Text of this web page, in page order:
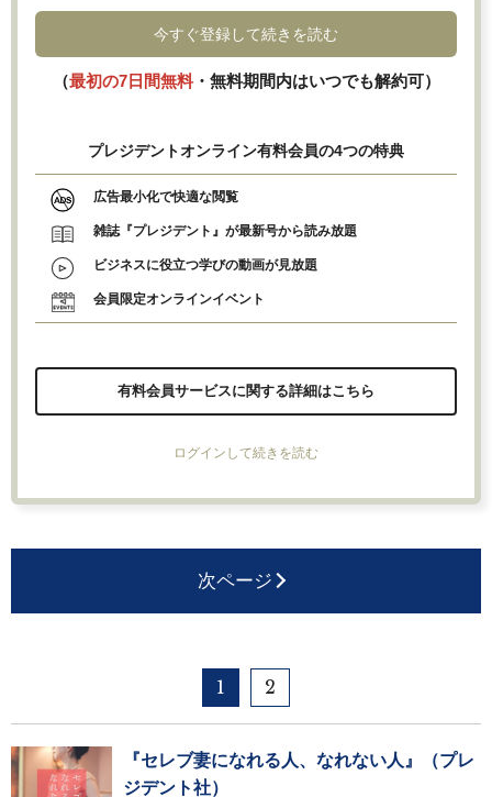
今すぐ登録して続きを読む
（最初の7日間無料・無料期間内はいつでも解約可）
プレジデントオンライン有料会員の4つの特典
広告最小化で快適な閲覧
雑誌『プレジデント』が最新号から読み放題
ビジネスに役立つ学びの動画が見放題
会員限定オンラインイベント
有料会員サービスに関する詳細はこちら
ログインして続きを読む
次ページ
1 2
『セレブ妻になれる人、なれない人』（プレ
ジデント社）